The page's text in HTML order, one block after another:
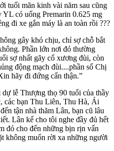
tuổi mãn kinh vài năm sau cũng
có uống Premarin 0.625 mg
đi xe gắn máy là an toàn rồi ???
gây khó chịu, chỉ sợ chỗ bắt
Phần lớn nơi đó thường
sợ nhất gãy cổ xương đùi, còn
động mạch đùi....phần số Chị
hãy đi đứng cẩn thận.”
lễ Thượng thọ 90 tuổi của thầy
các bạn Thu Liên, Thu Hà, Ái
tận nhà thăm Lân, bạn cũ lâu
Lân kể cho tôi nghe đầy đủ hết
đó cho đến những bịn rịn vấn
không muốn rời xa những người